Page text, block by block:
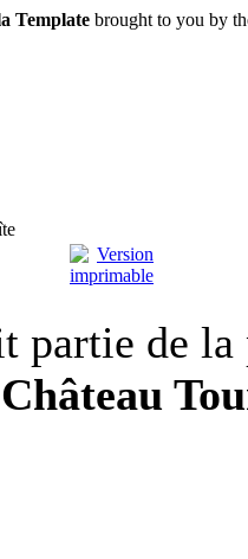
Template brought to you by
partie de la
Château